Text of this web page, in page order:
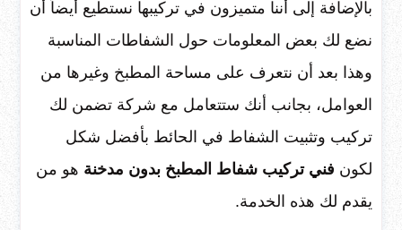
بالإضافة إلى أننا متميزون في تركيبها نستطيع أيضاً أن
نضع لك بعض المعلومات حول الشفاطات المناسبة
وهذا بعد أن نتعرف على مساحة المطبخ وغيرها من
العوامل، بجانب أنك ستتعامل مع شركة تضمن لك
تركيب وتثبيت الشفاط في الحائط بأفضل شكل
لكون فني تركيب شفاط المطبخ بدون مدخنة هو من
يقدم لك هذه الخدمة.